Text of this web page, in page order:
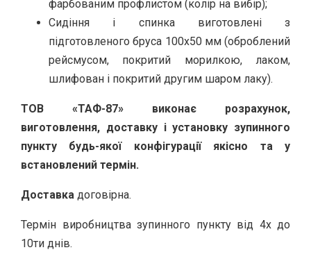
фарбованим профлистом (колір на вибір);
Сидіння і спинка виготовлені з
підготовленого бруса 100х50 мм (оброблений
рейсмусом, покритий морилкою, лаком,
шлифован і покритий другим шаром лаку).
ТОВ «ТАФ-87» виконає розрахунок,
виготовлення, доставку і установку зупинного
пункту будь-якої конфігурації якісно та у
встановлений термін.
Доставка договірна.
Термін виробництва зупинного пункту від 4х до
10ти днів.